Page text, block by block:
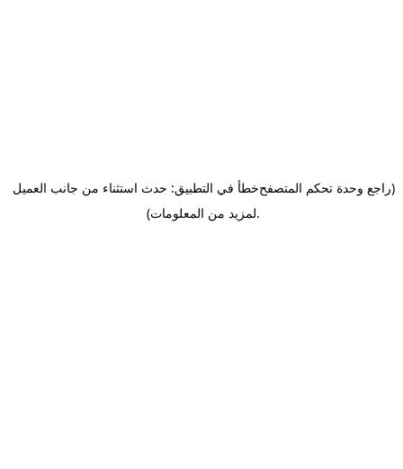
خطأ في التطبيق: حدث استثناء من جانب العميل(راجع وحدة تحكم المتصفح
لمزيد من المعلومات).